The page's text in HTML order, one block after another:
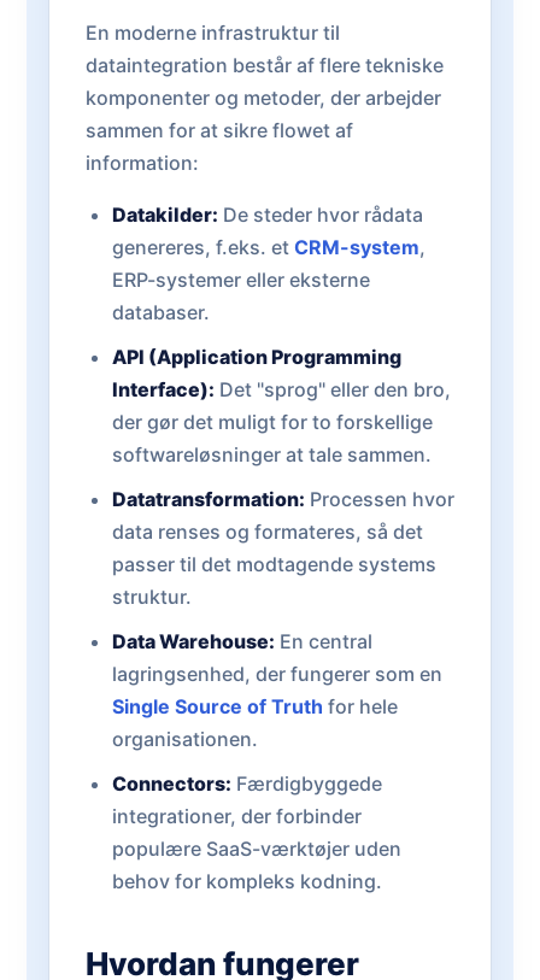
En moderne infrastruktur til
dataintegration består af flere tekniske
komponenter og metoder, der arbejder
sammen for at sikre flowet af
information:
Datakilder: De steder hvor rådata
genereres, f.eks. et CRM-system,
ERP-systemer eller eksterne
databaser.
API (Application Programming
Interface): Det "sprog" eller den bro,
der gør det muligt for to forskellige
softwareløsninger at tale sammen.
Datatransformation: Processen hvor
data renses og formateres, så det
passer til det modtagende systems
struktur.
Data Warehouse: En central
lagringsenhed, der fungerer som en
Single Source of Truth for hele
organisationen.
Connectors: Færdigbyggede
integrationer, der forbinder
populære SaaS-værktøjer uden
behov for kompleks kodning.
Hvordan fungerer